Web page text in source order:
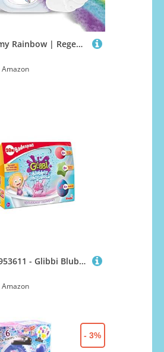
INKEE Foamy Rainbow | Regenbogen Badebombe Kinder Badezusatz mit Erdbeer-Duft, Badekugel in Wolken oder Einhorn Form, 150g
Amazon
Simba 105953611 - Glibbi Blubber Mega Pack, 20 Bunte Badebomben, XXL Packung, Badewannenspielzeug, Badezusatz, Sprudelt Und Färbt Das Wasser, Verschiedene Düfte, Ab 3 Jahren
Amazon
- 3%